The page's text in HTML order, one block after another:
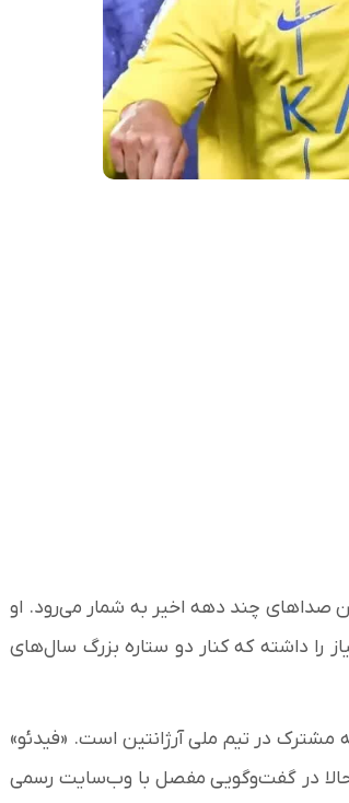
صداهای چند دهه اخیر به شمار می‌رود. او
را داشته که کنار دو ستاره بزرگ سال‌های
مشترک در تیم ملی آرژانتین است. «فیدئو»
مسی و مهره‌ای کلیدی در فتح جام جهانی ۲۰۲۲ بود. او حالا در گفت‌وگویی مفصل با وب‌سایت رسمی